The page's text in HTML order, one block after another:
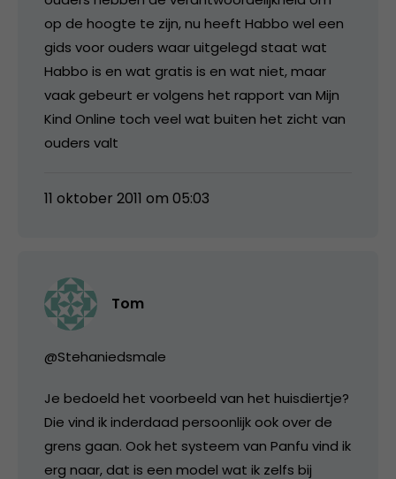
op de hoogte te zijn, nu heeft Habbo wel een
gids voor ouders waar uitgelegd staat wat
Habbo is en wat gratis is en wat niet, maar
vaak gebeurt er volgens het rapport van Mijn
Kind Online toch veel wat buiten het zicht van
ouders valt
11 oktober 2011 om 05:03
Tom
@Stehaniedsmale
Je bedoeld het voorbeeld van het huisdiertje?
Die vind ik inderdaad persoonlijk ook over de
grens gaan. Ook het systeem van Panfu vind ik
erg naar, dat is een model wat ik zelfs bij